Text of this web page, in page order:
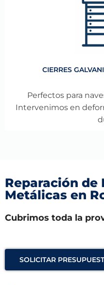
CIERRES
Perfectos para
Intervenimos en
Reparación de
Metálicas en
Cubrimos toda la
SOLICITAR